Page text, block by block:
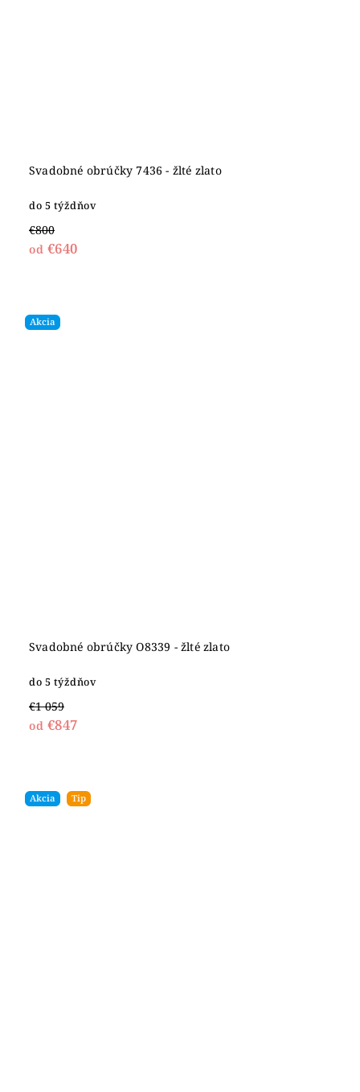
Svadobné obrúčky 7436 - žlté zlato
do 5 týždňov
€800
od €640
Akcia
Svadobné obrúčky O8339 - žlté zlato
do 5 týždňov
€1 059
od €847
Akcia Tip